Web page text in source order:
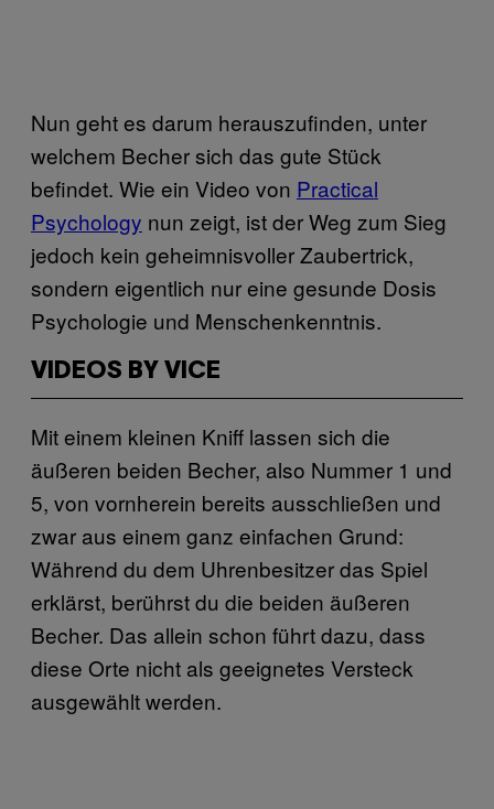
Nun geht es darum herauszufinden, unter
welchem Becher sich das gute Stück
befindet. Wie ein Video von Practical
Psychology nun zeigt, ist der Weg zum Sieg
jedoch kein geheimnisvoller Zaubertrick,
sondern eigentlich nur eine gesunde Dosis
Psychologie und Menschenkenntnis.
VIDEOS BY VICE
Mit einem kleinen Kniff lassen sich die
äußeren beiden Becher, also Nummer 1 und
5, von vornherein bereits ausschließen und
zwar aus einem ganz einfachen Grund:
Während du dem Uhrenbesitzer das Spiel
erklärst, berührst du die beiden äußeren
Becher. Das allein schon führt dazu, dass
diese Orte nicht als geeignetes Versteck
ausgewählt werden.